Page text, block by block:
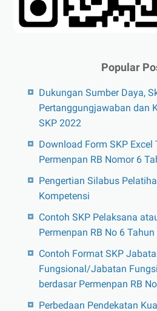
Popular
Dukungan Sumber Daya,
Pertanggungjawaban dan
SKP 2022
Download Form SKP Excel
Permenpan RB Nomor 6
Pengertian Silabus
Kompetensi
Contoh SKP Pelaksana
Permenpan RB No 6
Contoh Format SKP
Fungsional/Jabatan
berdasar Permenpan RB
Perbedaan Pendekatan